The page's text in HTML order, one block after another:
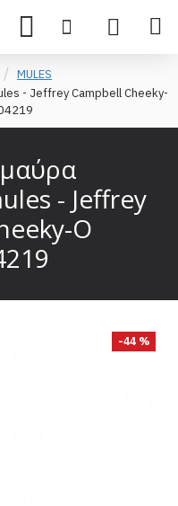
MULES
- Jeffrey Campbell Cheeky-
μαύρα
- Jeffrey
O
-44 %